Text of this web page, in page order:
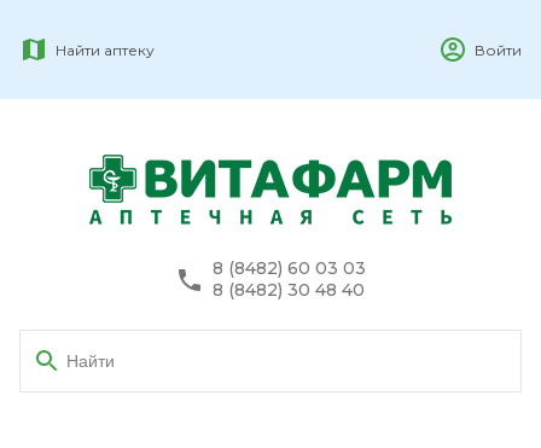
Найти аптеку Войти
8 (8482) 60 03 03
8 (8482) 30 48 40